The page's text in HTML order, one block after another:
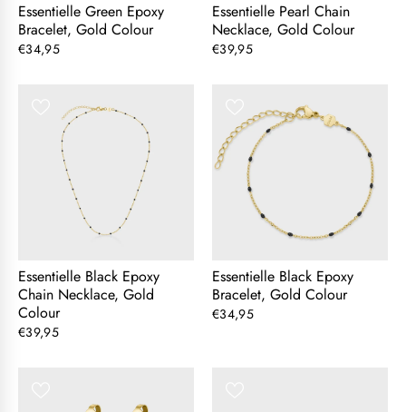
Essentielle Green Epoxy
Bracelet, Gold Colour
€34,95
Essentielle Pearl Chain
Necklace, Gold Colour
€39,95
Essentielle Black Epoxy
Chain Necklace, Gold
Colour
€39,95
Essentielle Black Epoxy
Bracelet, Gold Colour
€34,95